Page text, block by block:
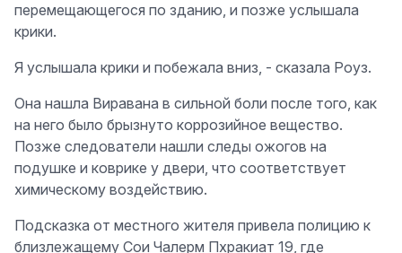
перемещающегося по зданию, и позже услышала
крики.
Я услышала крики и побежала вниз, - сказала Роуз.
Она нашла Виравана в сильной боли после того, как
на него было брызнуто коррозийное вещество.
Позже следователи нашли следы ожогов на
подушке и коврике у двери, что соответствует
химическому воздействию.
Подсказка от местного жителя привела полицию к
близлежащему Сои Чалерм Пхракиат 19, где